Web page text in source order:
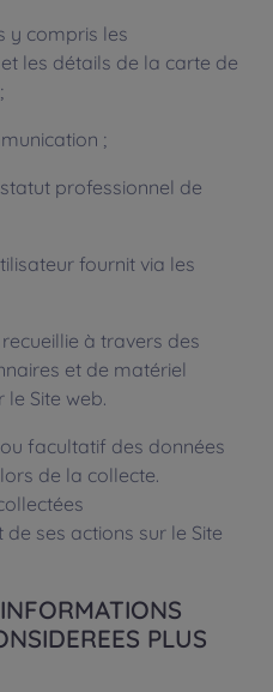
y compris les
les détails de la carte de
;
professionnel de
fournit via les
à travers des
et de matériel
le Site web.
facultatif des données
de la collecte.
ses actions sur le Site
PLUS